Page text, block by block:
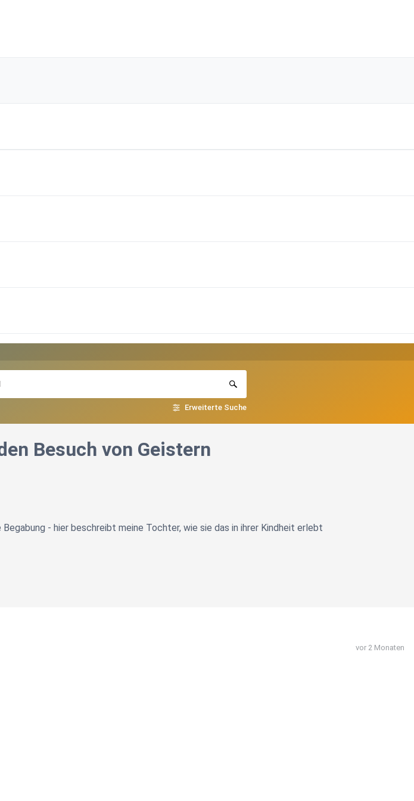
Erweiterte Suche
Besuch von Geistern
- hier beschreibt meine Tochter, wie sie das in ihrer Kindheit erlebt
vor 2 Monaten